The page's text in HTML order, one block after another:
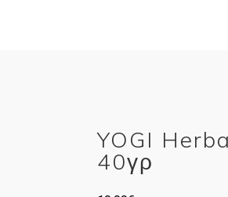
YOGI
40γρ